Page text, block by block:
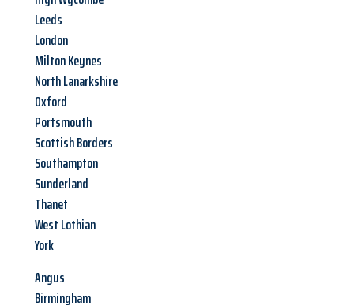
Leeds
London
Milton Keynes
North Lanarkshire
Oxford
Portsmouth
Scottish Borders
Southampton
Sunderland
Thanet
West Lothian
York
Angus
Birmingham